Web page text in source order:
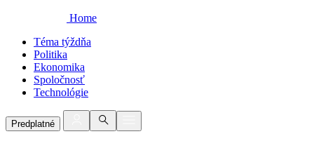
Home
Téma týždňa
Politika
Ekonomika
Spoločnosť
Technológie
Predplatné